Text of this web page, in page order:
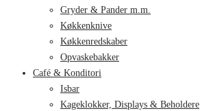
Gryder & Pander m.m.
Køkkenknive
Køkkenredskaber
Opvaskebakker
Café & Konditori
Isbar
Kageklokker, Displays & Beholdere